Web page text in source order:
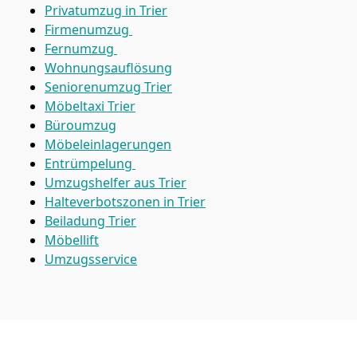
Privatumzug in Trier
Firmenumzug
Fernumzug
Wohnungsauflösung
Seniorenumzug Trier
Möbeltaxi Trier
Büroumzug
Möbeleinlagerungen
Entrümpelung
Umzugshelfer aus Trier
Halteverbotszonen in Trier
Beiladung Trier
Möbellift
Umzugsservice